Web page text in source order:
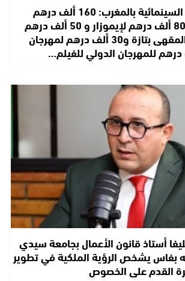
دعم المهرجانات السينمائية بالمغرب: 160 ألف درهم
لمهرجان فاس و80 ألف درهم لإيموزار و 50 ألف درهم
لمهرجان سينما المقهى بتازة و30 ألف درهم لمهرجان
أستاذ قانون الأعمال بجامعة سيدي
بفاس يشخص الرؤية الملكية في تطوير
القدم على الخصوص